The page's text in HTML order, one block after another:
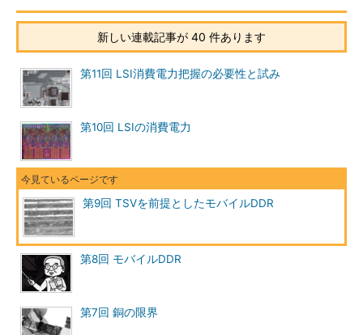
新しい連載記事が 40 件あります
第11回 LSI消費電力把握の必要性と試み
第10回 LSIの消費電力
第9回 TSVを前提としたモバイルDDR
第8回 モバイルDDR
第7回 銅の限界